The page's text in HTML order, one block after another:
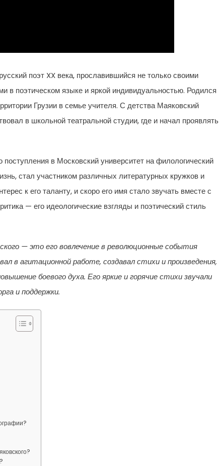
поэт XX века, прославившийся не только своими
в поэтическом языке и яркой индивидуальностью. Родился
Грузии в семье учителя. С детства Маяковский
в школьной театральной студии, где и начал проявлять
в Московский университет на филологический
стал участником различных литературных кружков и
к его таланту, и скоро его имя стало звучать вместе с
— его идеологические взгляды и поэтический стиль
— это его вовлечение в революционные события
в агитационной работе, создавал стихи и произведения,
боевого духа. Его яркие и горячие стихи звучали
и поддержки.